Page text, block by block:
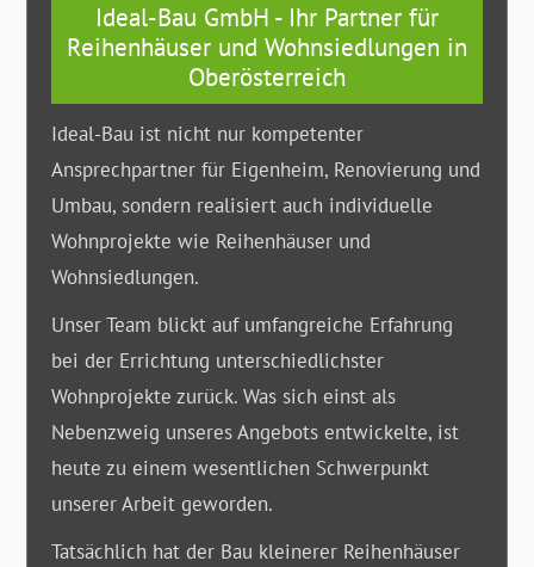
Ideal-Bau GmbH - Ihr Partner für
Reihenhäuser und Wohnsiedlungen in
Oberösterreich
Ideal-Bau ist nicht nur kompetenter
Ansprechpartner für Eigenheim, Renovierung und
Umbau, sondern realisiert auch individuelle
Wohnprojekte wie Reihenhäuser und
Wohnsiedlungen.
Unser Team blickt auf umfangreiche Erfahrung
bei der Errichtung unterschiedlichster
Wohnprojekte zurück. Was sich einst als
Nebenzweig unseres Angebots entwickelte, ist
heute zu einem wesentlichen Schwerpunkt
unserer Arbeit geworden.
Tatsächlich hat der Bau kleinerer Reihenhäuser